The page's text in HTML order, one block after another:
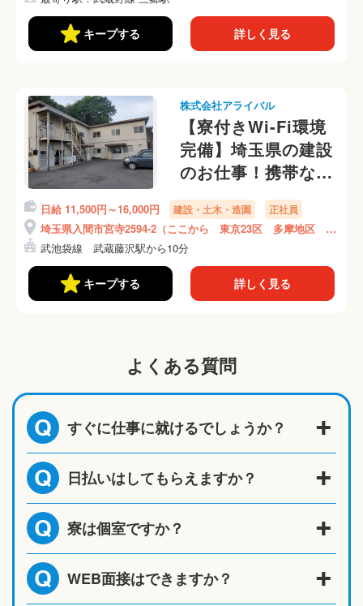
キープする 詳しく見る
株式会社アライバル
【寮付きWi-Fi環境
完備】埼玉県の建設
のお仕事！携帯な
し、身分証なし、緊
急連絡先なしOKで
す◎
日給 11,500円～16,000円 建設・土木・造園 正社員
埼玉県入間市宮寺2594-2（ここから 東京23区 多摩地区 埼
玉県 神奈川県等の現場に向かいます）
武池袋線 武蔵藤沢駅から10分
キープする 詳しく見る
よくある質問
Q すぐに仕事に就けるでしょうか？
Q 日払いはしてもらえますか？
Q 寮は個室ですか？
Q WEB面接はできますか？